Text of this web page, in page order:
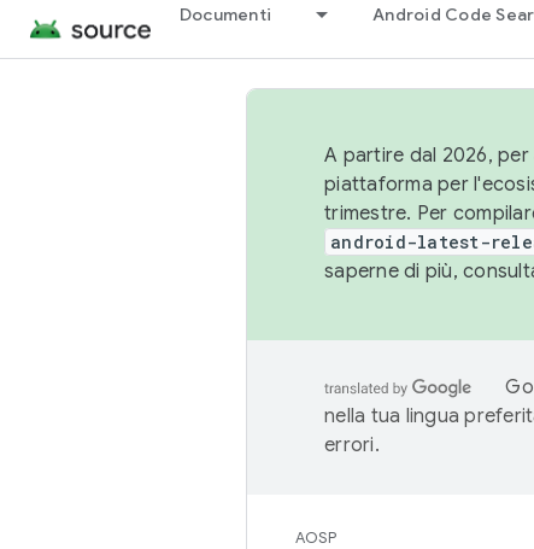
Documenti Android Code
A partire dal 2026,
piattaforma per
trimestre. Per
android-latest-
saperne di più,
nella tua lingua
errori.
AOSP